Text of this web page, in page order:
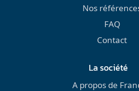
Nos
FAQ
Contact
La société
A propos de